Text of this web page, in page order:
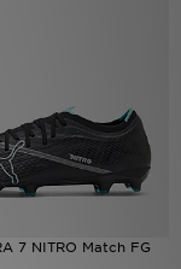
7 NITRO Match FG